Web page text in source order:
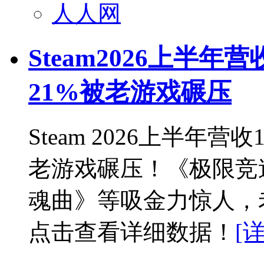
人人网
Steam2026上半年
21%被老游戏碾压
Steam 2026上半年营
老游戏碾压！《极限
魂曲》等吸金力惊人
点击查看详细数据！ [